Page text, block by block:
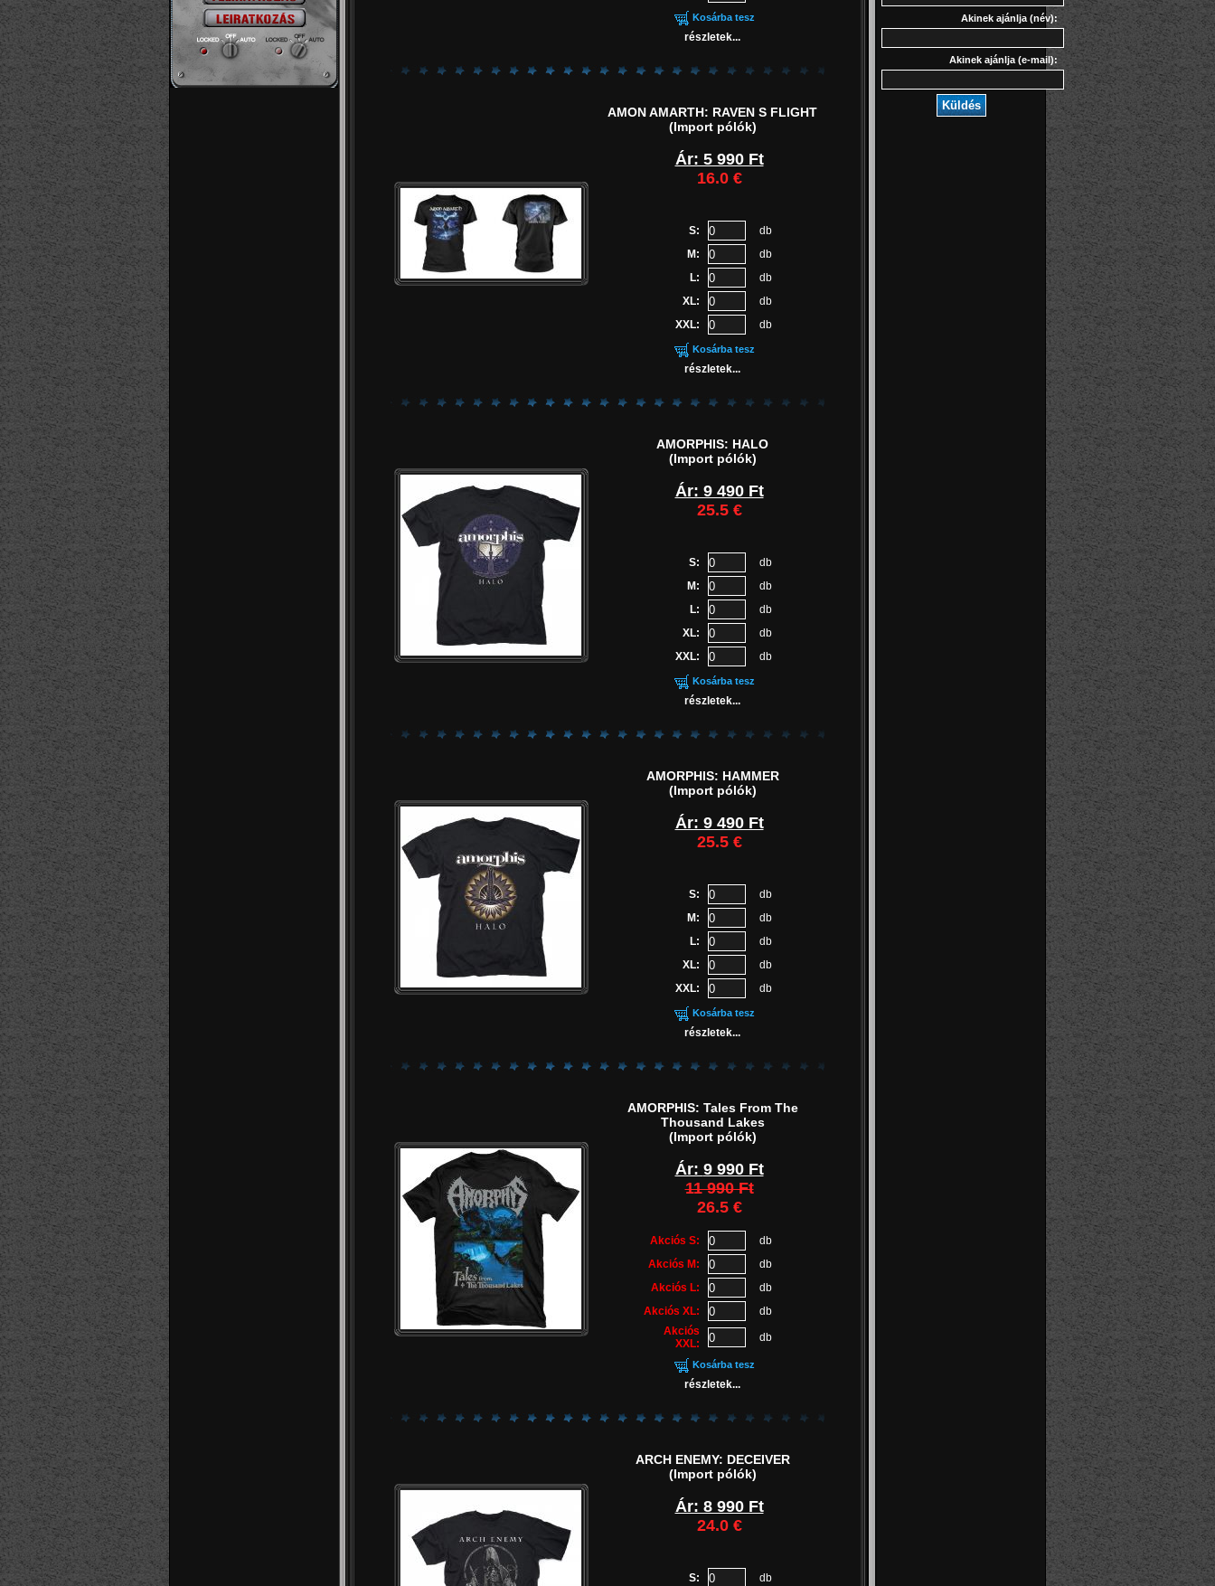
Kosárba tesz
részletek...
AMON AMARTH: RAVEN S FLIGHT
(Import pólók)
Ár: 5 990 Ft
16.0 €
S:
db
M:
db
L:
db
XL:
db
XXL:
db
Kosárba tesz
részletek...
AMORPHIS: HALO
(Import pólók)
Ár: 9 490 Ft
25.5 €
S:
db
M:
db
L:
db
XL:
db
XXL:
db
Kosárba tesz
részletek...
AMORPHIS: HAMMER
(Import pólók)
Ár: 9 490 Ft
25.5 €
S:
db
M:
db
L:
db
XL:
db
XXL:
db
Kosárba tesz
részletek...
AMORPHIS: Tales From The
Thousand Lakes
(Import pólók)
Ár: 9 990 Ft
11 990 Ft
26.5 €
Akciós S:
db
Akciós M:
db
Akciós L:
db
Akciós XL:
db
Akciós
XXL:
db
Kosárba tesz
részletek...
ARCH ENEMY: DECEIVER
(Import pólók)
Ár: 8 990 Ft
24.0 €
S: db
Akinek ajánlja (név):
Akinek ajánlja (e-mail):
Küldés